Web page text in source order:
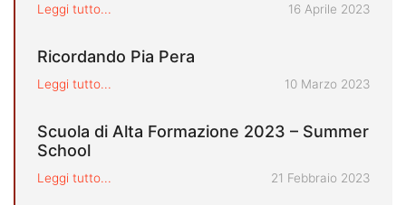
Leggi tutto... Pubblicato il
16 Aprile 2023
Ricordando Pia Pera
Leggi tutto... Pubblicato il
10 Marzo 2023
Scuola di Alta Formazione 2023 – Summer
School
Leggi tutto... Pubblicato il
21 Febbraio 2023